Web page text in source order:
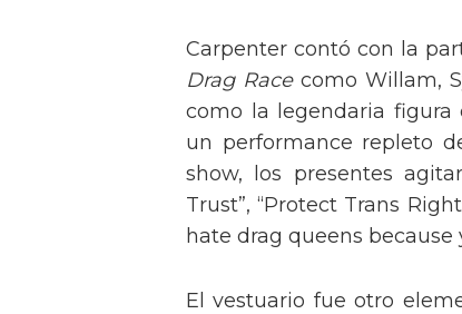
Carpenter contó con la
Drag Racecomo Willam,
como la legendaria figura
un performance repleto
show, los presentes
Trust”, “Protect Trans
hate drag queens because
El vestuario fue otro